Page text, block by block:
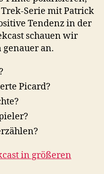
Serie mit Patrick
Tendenz in der
schauen wir
genauer an.
Picard?
in größeren